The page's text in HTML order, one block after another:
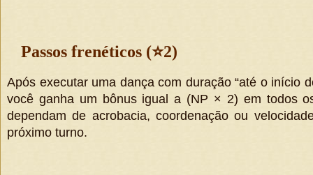
Passos frenéticos (⭐2)
Após executar uma dança com duração “até o início
você ganha um bônus igual a (NP × 2) em todos
dependam de acrobacia, coordenação ou
próximo turno.